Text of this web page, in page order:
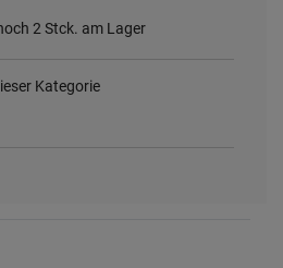
2 Stck. am Lager
Kategorie